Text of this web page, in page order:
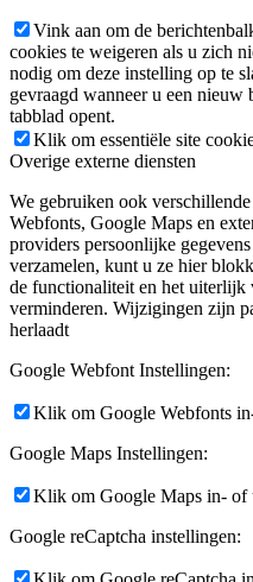
Vink aan om de
cookies te weigeren als u zich
nodig om deze instelling op te
gevraagd wanneer u een
tabblad opent.
Klik om essentiële site
Overige externe diensten
We gebruiken ook
Webfonts, Google Maps en
providers persoonlijke
verzamelen, kunt u ze hier
de functionaliteit en het uiterlijk
verminderen. Wijzigingen zijn
herlaadt
Google Webfont Instellingen:
Klik om Google Webfonts
Google Maps Instellingen:
Klik om Google Maps in- of
Google reCaptcha instellingen: